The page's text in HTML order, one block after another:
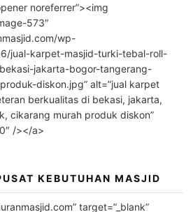
noreferrer”><img
573″
wp-
jual-karpet-masjid-turki-tebal-roll-
jakarta-bogor-tangerang-
diskon.jpg” alt=”jual karpet
berkualitas di bekasi, jakarta,
cikarang murah produk diskon”
/></a>
KEBUTUHAN MASJID
target=”_blank”